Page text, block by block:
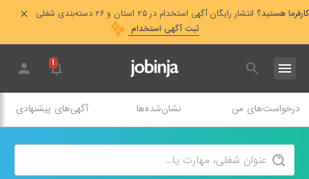
کارفرما هستید؟ انتشار رایگان آگهی استخدام در ۲۵ استان و ۲۶ دسته‌بندی شغلی
ثبت آگهی استخدام
۱
درخواست‌های من نشان‌شده‌ها آگهی‌های پیشنهادی